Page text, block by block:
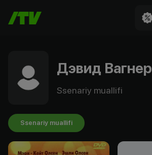
Дэвид Вагнер
Ssenariy muallifi
Ssenariy muallifi